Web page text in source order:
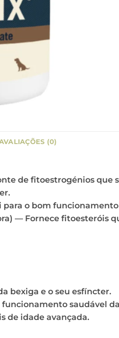
(0)
de fitoestrogénios que
o bom
— Fornece fitoesteróis
bexiga e o seu esfíncter.
saudável
de idade avançada.